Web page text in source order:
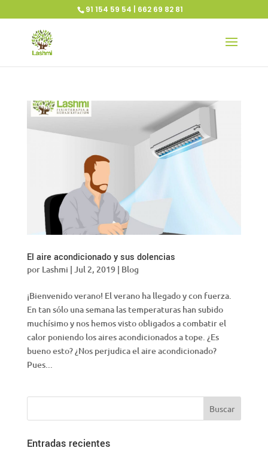
91 154 59 54 | 662 69 82 81
El aire acondicionado y sus dolencias
por Lashmi | Jul 2, 2019| Blog
¡Bienvenido verano! El verano ha llegado y con fuerza.
En tan sólo una semana las temperaturas han subido
muchísimo y nos hemos visto obligados a combatir el
calor poniendo los aires acondicionados a tope. ¿Es
bueno esto? ¿Nos perjudica el aire acondicionado?
Pues...
Entradas recientes